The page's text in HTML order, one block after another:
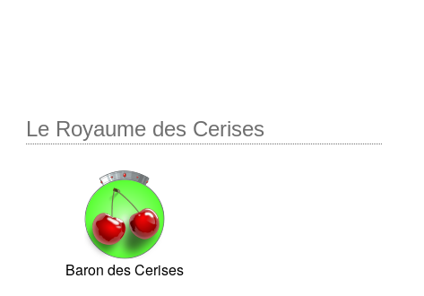
Le Royaume des Cerises
Baron des Cerises